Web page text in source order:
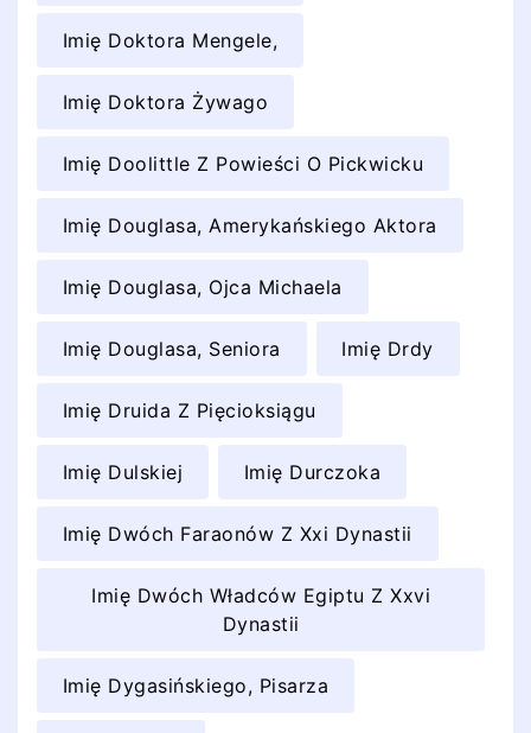
Imię Doktora Mengele,
Imię Doktora Żywago
Imię Doolittle Z Powieści O Pickwicku
Imię Douglasa, Amerykańskiego Aktora
Imię Douglasa, Ojca Michaela
Imię Douglasa, Seniora Imię Drdy
Imię Druida Z Pięcioksiągu
Imię Dulskiej Imię Durczoka
Imię Dwóch Faraonów Z Xxi Dynastii
Imię Dwóch Władców Egiptu Z Xxvi
Dynastii
Imię Dygasińskiego, Pisarza